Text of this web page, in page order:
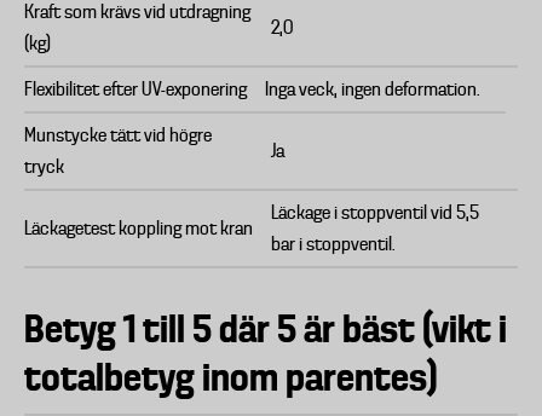
Kraft som krävs vid utdragning
(kg)
2,0
Flexibilitet efter UV-exponering Inga veck, ingen deformation.
Munstycke tätt vid högre
tryck
Ja
Läckagetest koppling mot kran
Läckage i stoppventil vid 5,5
bar i stoppventil.
Betyg 1 till 5 där 5 är bäst (vikt i
totalbetyg inom parentes)